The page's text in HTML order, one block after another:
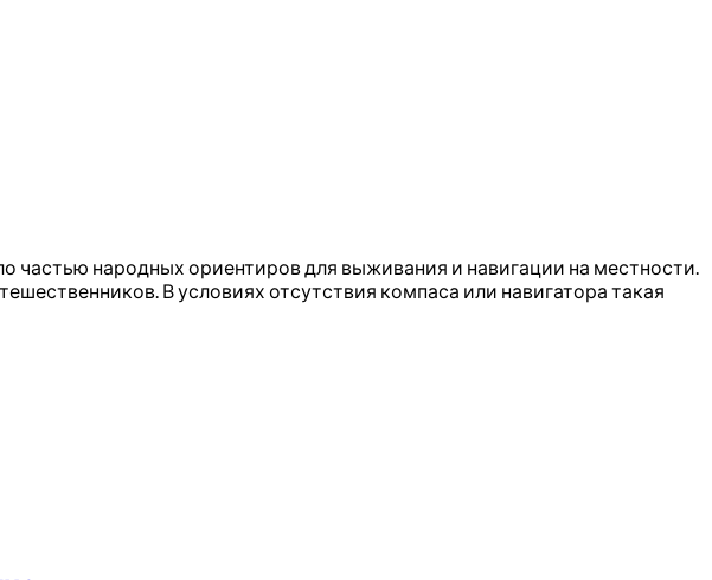
частью народных ориентиров для выживания и навигации на местности.
В условиях отсутствия компаса или навигатора такая